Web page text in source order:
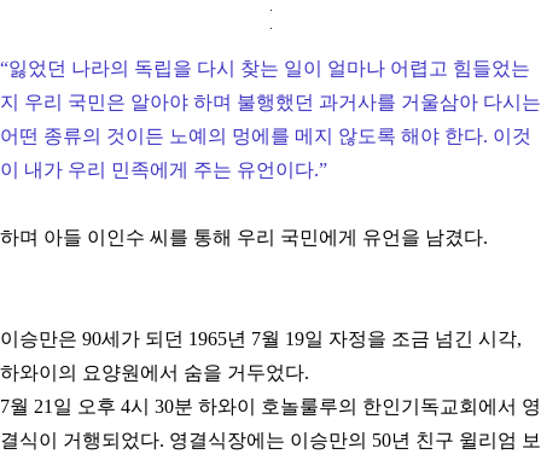
“잃었던 나라의 독립을 다시 찾는 일이 얼마나 어렵고 힘들었는
지 우리 국민은 알아야 하며 불행했던 과거사를 거울삼아 다시는
어떤 종류의 것이든 노예의 멍에를 메지 않도록 해야 한다. 이것
이 내가 우리 민족에게 주는 유언이다.”
하며 아들 이인수 씨를 통해 우리 국민에게 유언을 남겼다.
이승만은 90세가 되던 1965년 7월 19일 자정을 조금 넘긴 시각,
하와이의 요양원에서 숨을 거두었다.
7월 21일 오후 4시 30분 하와이 호놀룰루의 한인기독교회에서 영
결식이 거행되었다. 영결식장에는 이승만의 50년 친구 윌리엄 보